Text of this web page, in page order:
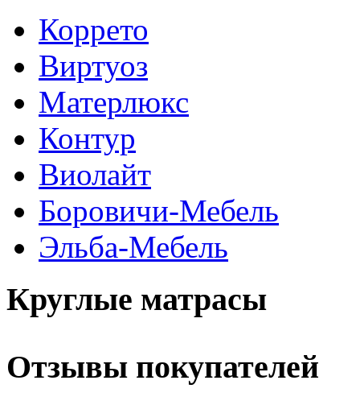
Коррето
Виртуоз
Матерлюкс
Контур
Виолайт
Боровичи-Мебель
Эльба-Мебель
Круглые матрасы
Отзывы покупателей